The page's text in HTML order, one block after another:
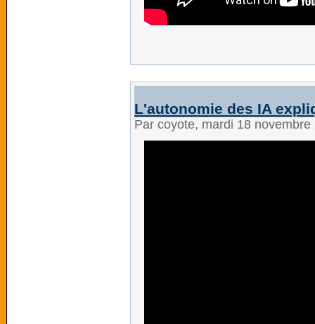
L'autonomie des IA
Par coyote, mardi 18